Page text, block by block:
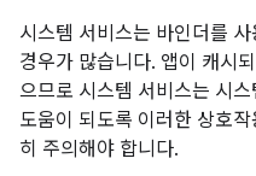
시스템 서비스는 바인더를
경우가 많습니다. 앱이 캐시
으므로 시스템 서비스는 시
도움이 되도록 이러한 상호
히 주의해야 합니다.